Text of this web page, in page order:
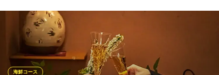
海鮮コース